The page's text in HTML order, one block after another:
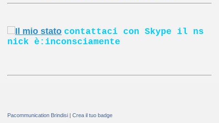
contattaci con Skype il ns
nick è:inconsciamente
Pacommunication Brindisi | Crea il tuo badge